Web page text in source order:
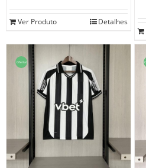
Ver Produto Detalhes
Oferta!